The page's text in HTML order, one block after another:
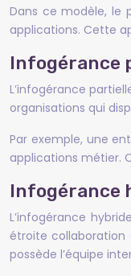
Dans ce modèle, le
applications. Cette
Infogérance
L’infogérance
organisations qui
Par exemple, une
applications métier.
Infogérance
L’infogérance
étroite collaboration
possède l’équipe